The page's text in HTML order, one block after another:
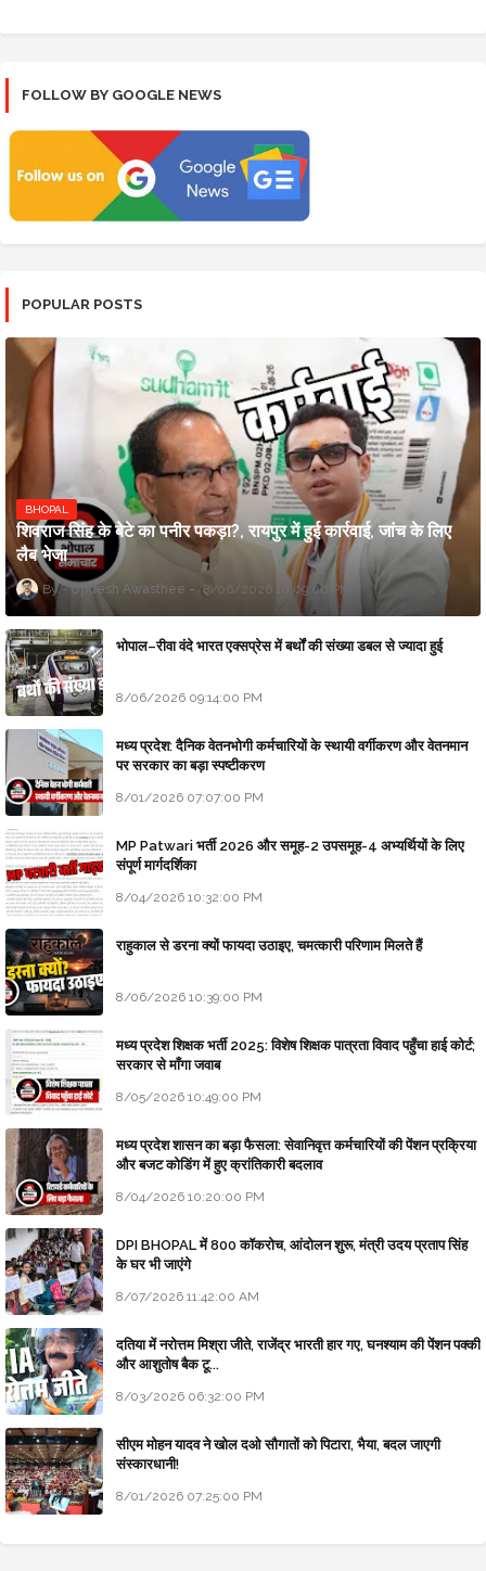
FOLLOW BY GOOGLE NEWS
POPULAR POSTS
BHOPAL
शिवराज सिंह के बेटे का पनीर पकड़ा?, रायपुर में हुई कार्रवाई, जांच के लिए
लैब भेजा
Updesh Awasthee 8/06/2026 10:09:00 PM
भोपाल–रीवा वंदे भारत एक्सप्रेस में बर्थों की संख्या डबल से ज्यादा हुई
8/06/2026 09:14:00 PM
मध्य प्रदेश: दैनिक वेतनभोगी कर्मचारियों के स्थायी वर्गीकरण और वेतनमान
पर सरकार का बड़ा स्पष्टीकरण
8/01/2026 07:07:00 PM
MP Patwari भर्ती 2026 और समूह-2 उपसमूह-4 अभ्यर्थियों के लिए
संपूर्ण मार्गदर्शिका
8/04/2026 10:32:00 PM
राहुकाल से डरना क्यों फायदा उठाइए, चमत्कारी परिणाम मिलते हैं
8/06/2026 10:39:00 PM
मध्य प्रदेश शिक्षक भर्ती 2025: विशेष शिक्षक पात्रता विवाद पहुँचा हाई कोर्ट;
सरकार से माँगा जवाब
8/05/2026 10:49:00 PM
मध्य प्रदेश शासन का बड़ा फैसला: सेवानिवृत्त कर्मचारियों की पेंशन प्रक्रिया
और बजट कोडिंग में हुए क्रांतिकारी बदलाव
8/04/2026 10:20:00 PM
DPI BHOPAL में 800 कॉकरोच, आंदोलन शुरू, मंत्री उदय प्रताप सिंह
के घर भी जाएंगे
8/07/2026 11:42:00 AM
दतिया में नरोत्तम मिश्रा जीते, राजेंद्र भारती हार गए, घनश्याम की पेंशन पक्की
और आशुतोष बैक टू...
8/03/2026 06:32:00 PM
सीएम मोहन यादव ने खोल दओ सौगातों को पिटारा, भैया, बदल जाएगी
संस्कारधानी!
8/01/2026 07:25:00 PM